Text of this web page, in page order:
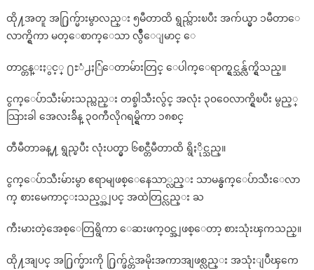
ထို႔အတူ အ႐ြက္မ်ားမွာလည္း ၅မီတာထိ ရွည္လ်ားၿပီး အက်ယ္မွာ ၁မီတာေ
လာက္ရွိကာ မတ္ေစာက္ေသာ လွ်ိဳေျမာင္ ေ
တာင္တန္းႏွင့္ ႐ႊံ႕ႏြံေတာမ်ားတြင္ ေပါက္ေရာက္ရွင္သန္လ်က္ရွိသည္။
ငွက္ေပ်ာသီးမ်ားသည္လည္း တစ္ခါသီးလွ်င္ အလုံး ၃၀၀ေလာက္ရွိၿပီး မွည့္
သြားခါ အေလးခ်ိန္ ၃၀ကီလိုဂရမ္ရွိကာ ၁၈စင္
တီမီတာခန္႔ ရွည္ၿပီး လုံးပတ္မွာ ၆စင္တီမီတာထိ ရွိႏိုင္သည္။
ငွက္ေပ်ာသီးမ်ားမွာ ဧရာမျဖစ္ေနေသာ္လည္း သာမန္ငွက္ေပ်ာသီးေလာ
က္ စားမေကာင္းသည့္အျပင္ အထဲတြင္လည္း ႀ
ကီးမားတဲ့အေစ့ေတြရွိကာ ေဆးဖက္ဝင္အျဖစ္ေတာ့ စားသုံးၾကသည္။
ထို႔အျပင္ အ႐ြက္မ်ားကို ႐ြက္ဖ်င္တဲအမိုးအကာအျဖစ္လည္း အသုံးျပဳၾကေ